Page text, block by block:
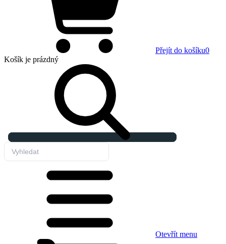
Přejít do košíku0
Košík je prázdný
Otevřít menu